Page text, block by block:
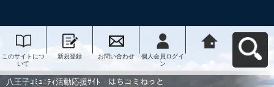
このサイトにつ
いて
新規登録 お問い合わせ
個人会員ログイ
ン
動応援ｻｲﾄ はち
コミねっとへ戻
八王子ｺﾐｭﾆﾃｨ活動応援ｻｲﾄ はちコミねっと